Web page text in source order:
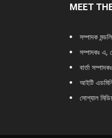
MEET
সম্পাদক
সম্পাদকঃ এ,
বার্তা
আইটি
সোশ্যাল